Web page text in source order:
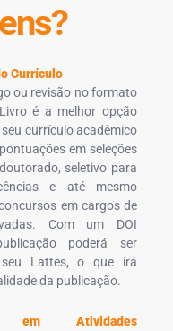
Currículo
ou revisão no formato
é a melhor opção
currículo acadêmico
em seleções
seletivo para
e até mesmo
em cargos de
Com um DOI
poderá ser
Lattes, o que irá
da publicação.
Atividades